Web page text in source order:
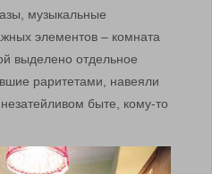
музыкальные
элементов – комната
выделено отдельное
раритетами, навеяли
быте, кому-то